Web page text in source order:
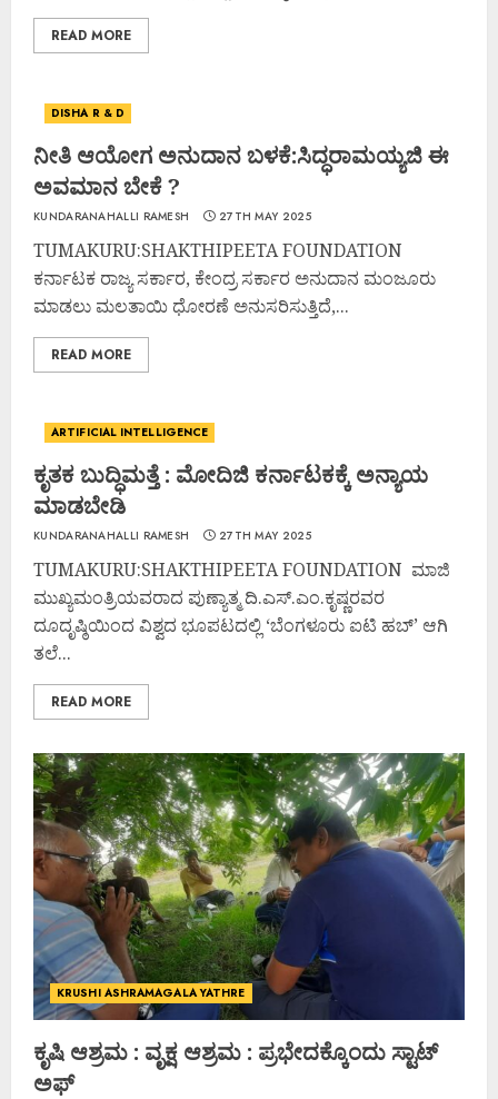
READ MORE
DISHA R & D
ನೀತಿ ಆಯೋಗ ಅನುದಾನ ಬಳಕೆ:ಸಿದ್ಧರಾಮಯ್ಯಜಿ ಈ
ಅವಮಾನ ಬೇಕೆ ?
KUNDARANAHALLI RAMESH 27TH MAY 2025
TUMAKURU:SHAKTHIPEETA FOUNDATION
ಕರ್ನಾಟಕ ರಾಜ್ಯ ಸರ್ಕಾರ, ಕೇಂದ್ರ ಸರ್ಕಾರ ಅನುದಾನ ಮಂಜೂರು
ಮಾಡಲು ಮಲತಾಯಿ ಧೋರಣೆ ಅನುಸರಿಸುತ್ತಿದೆ,...
READ MORE
ARTIFICIAL INTELLIGENCE
ಕೃತಕ ಬುದ್ಧಿಮತ್ತೆ : ಮೋದಿಜಿ ಕರ್ನಾಟಕಕ್ಕೆ ಅನ್ಯಾಯ
ಮಾಡಬೇಡಿ
KUNDARANAHALLI RAMESH 27TH MAY 2025
TUMAKURU:SHAKTHIPEETA FOUNDATION ಮಾಜಿ
ಮುಖ್ಯಮಂತ್ರಿಯವರಾದ ಪುಣ್ಯಾತ್ಮ ದಿ.ಎಸ್.ಎಂ.ಕೃಷ್ಣರವರ
ದೂದೃಷ್ಠಿಯಿಂದ ವಿಶ್ವದ ಭೂಪಟದಲ್ಲಿ ‘ಬೆಂಗಳೂರು ಐಟಿ ಹಬ್’ ಆಗಿ
ತಲೆ...
READ MORE
KRUSHI ASHRAMAGALA YATHRE
ಕೃಷಿ ಆಶ್ರಮ : ವೃಕ್ಷ ಆಶ್ರಮ : ಪ್ರಭೇದಕ್ಕೊಂದು ಸ್ಟಾಟ್
ಅಫ್